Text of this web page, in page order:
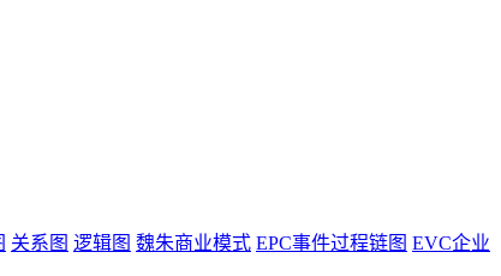
关系图 逻辑图 魏朱商业模式 EPC事件过程链图 EVC企业